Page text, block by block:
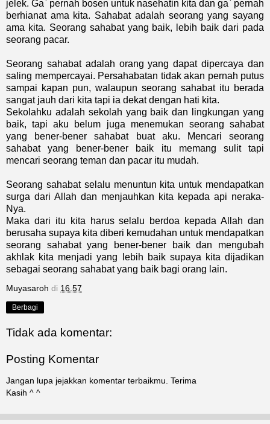
jelek. Ga` pernah bosen untuk nasehatin kita dan ga` pernah
berhianat ama kita. Sahabat adalah seorang yang sayang
ama kita. Seorang sahabat yang baik, lebih baik dari pada
seorang pacar.
Seorang sahabat adalah orang yang dapat dipercaya dan
saling mempercayai. Persahabatan tidak akan pernah putus
sampai kapan pun, walaupun seorang sahabat itu berada
sangat jauh dari kita tapi ia dekat dengan hati kita.
Sekolahku adalah sekolah yang baik dan lingkungan yang
baik, tapi aku belum juga menemukan seorang sahabat
yang bener-bener sahabat buat aku. Mencari seorang
sahabat yang bener-bener baik itu memang sulit tapi
mencari seorang teman dan pacar itu mudah.
Seorang sahabat selalu menuntun kita untuk mendapatkan
surga dari Allah dan menjauhkan kita kepada api neraka-
Nya.
Maka dari itu kita harus selalu berdoa kepada Allah dan
berusaha supaya kita diberi kemudahan untuk mendapatkan
seorang sahabat yang bener-bener baik dan mengubah
akhlak kita menjadi yang lebih baik supaya kita dijadikan
sebagai seorang sahabat yang baik bagi orang lain.
Muyasaroh di 16.57
Berbagi
Tidak ada komentar:
Posting Komentar
Jangan lupa jejakkan komentar terbaikmu. Terima
Kasih ^ ^